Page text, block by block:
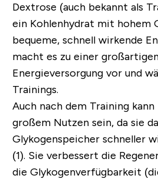
Dextrose (auch bekannt als
ein Kohlenhydrat mit hohem
bequeme, schnell wirkende
macht es zu einer
Energieversorgung vor und
Trainings.
Auch nach dem Training
großem Nutzen sein, da sie
Glykogenspeicher schneller
(1). Sie verbessert die
die Glykogenverfügbarkeit